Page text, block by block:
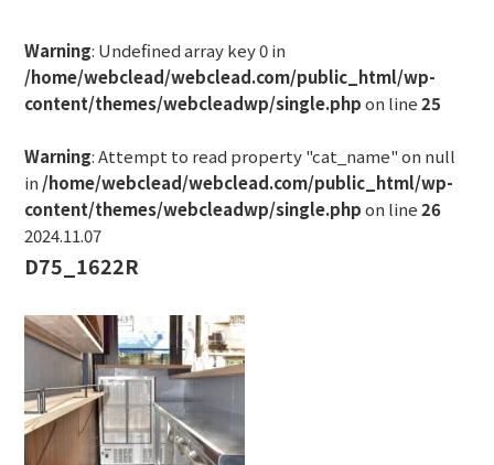
Warning: Undefined array key 0 in
/home/webclead/webclead.com/public_html/wp-
content/themes/webcleadwp/single.phpon line25
Warning: Attempt to read property "cat_name" on null
in /home/webclead/webclead.com/public_html/wp-
content/themes/webcleadwp/single.phpon line26
2024.11.07
D75_1622R